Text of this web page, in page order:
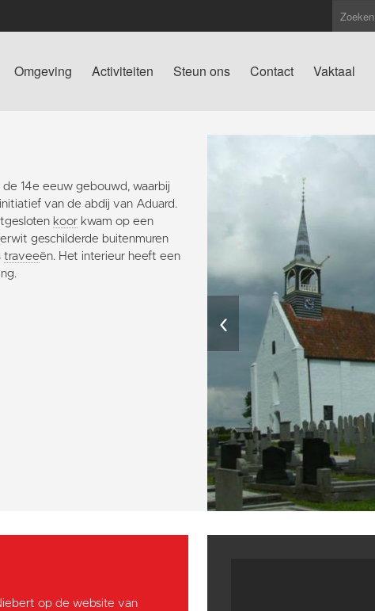
Omgeving Activiteiten Steun ons Contact Vaktaal
14e eeuw gebouwd, waarbij
van de abdij van Aduard.
koor kwam op een
geschilderde buitenmuren
traveeën. Het interieur heeft een
‹
op de website van